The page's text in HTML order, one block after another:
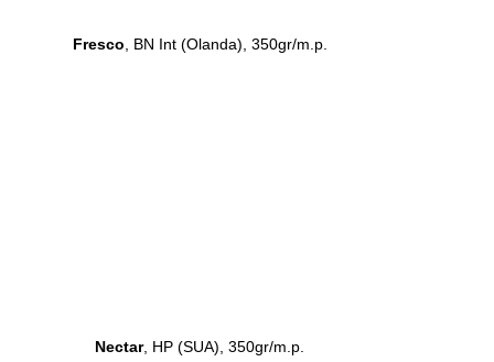
Fresco , BN Int (Olanda), 350gr/m.p.
Nectar, HP (SUA), 350gr/m.p.